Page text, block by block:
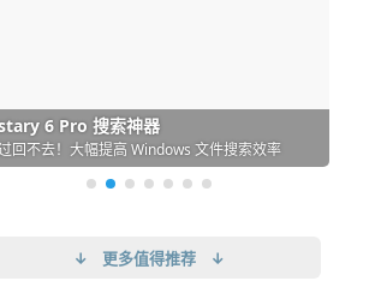
必备的下载神器
的 Windows 平台下载工具
6 Pro 搜索神器
回不去！大幅提高 Windows 文件搜索效率
桌面图标自动整理/美化神器
必备！图标再多桌面也不再凌乱！
Desktop 虚拟机
上流畅运行 Windows (支持 M 芯片)
下载网络视频的神器 (Mac)
下视频，超简单好用！谁用谁知道
- 极简好用的 Markdown 编辑器
写作体验！跨平台支持 Win / Mac
↓ 更多值得推荐 ↓